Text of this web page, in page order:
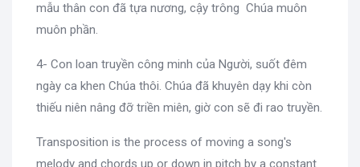
mẫu thân con đã tựa nương, cậy trông Chúa muôn
muôn phần.
4- Con loan truyền công minh của Người, suốt đêm
ngày ca khen Chúa thôi. Chúa đã khuyên dạy khi còn
thiếu niên nâng đỡ triền miên, giờ con sẽ đi rao truyền.
Transposition is the process of moving a song's
melody and chords up or down in pitch by a constant